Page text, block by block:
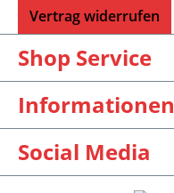
Vertrag widerrufen
Shop Service
Informationen
Social Media